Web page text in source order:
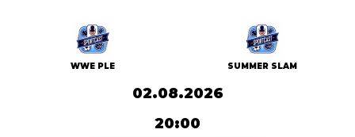
WWE PLE SUMMER SLAM
02.08.2026
20:00